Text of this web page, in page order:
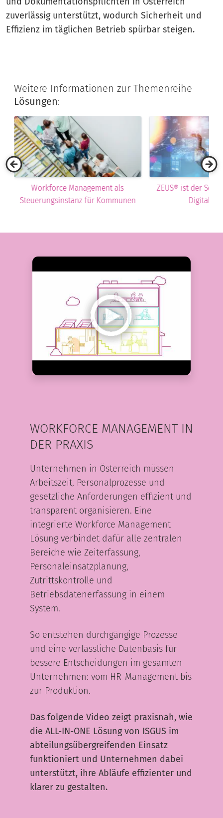
zuverlässig unterstützt, wodurch Sicherheit und
Effizienz im täglichen Betrieb spürbar steigen.
Weitere Informationen zur Themenreihe
Lösungen:
ZEUS® ist der Schlüssel zu echter
Digitalisierung
Ganzheitliches
Management im
WORKFORCE MANAGEMENT IN
DER PRAXIS
Unternehmen in Österreich müssen
Arbeitszeit, Personalprozesse und
gesetzliche Anforderungen effizient und
transparent organisieren. Eine
integrierte Workforce Management
Lösung verbindet dafür alle zentralen
Bereiche wie Zeiterfassung,
Personaleinsatzplanung,
Zutrittskontrolle und
Betriebsdatenerfassung in einem
System.
So entstehen durchgängige Prozesse
und eine verlässliche Datenbasis für
bessere Entscheidungen im gesamten
Unternehmen: vom HR-Management bis
zur Produktion.
Das folgende Video zeigt praxisnah, wie
die ALL-IN-ONE Lösung von ISGUS im
abteilungsübergreifenden Einsatz
funktioniert und Unternehmen dabei
unterstützt, ihre Abläufe effizienter und
klarer zu gestalten.